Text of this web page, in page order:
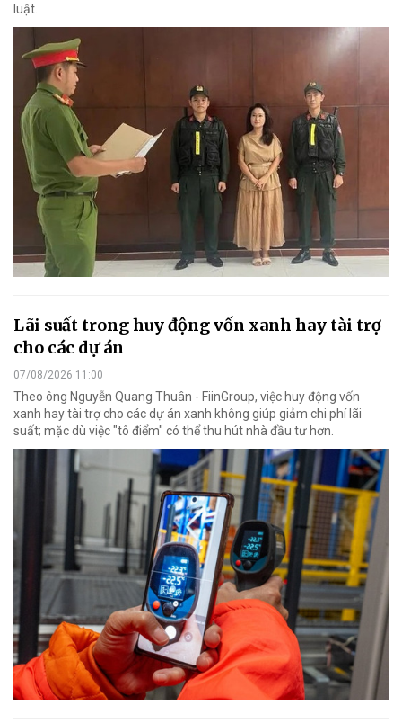
luật.
Lãi suất trong huy động vốn xanh hay tài trợ
cho các dự án
07/08/2026 11:00
Theo ông Nguyễn Quang Thuân - FiinGroup, việc huy động vốn
xanh hay tài trợ cho các dự án xanh không giúp giảm chi phí lãi
suất; mặc dù việc "tô điểm" có thể thu hút nhà đầu tư hơn.